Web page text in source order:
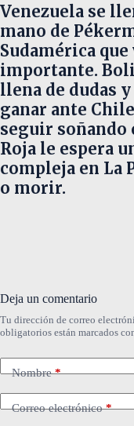
Venezuela se
mano de
Sudamérica
importante.
llena de dudas
ganar ante
seguir soñando
Roja le espera
compleja en La
o morir.
Deja un comentario
Tu dirección de correo
obligatorios están marcados
Nombre*
Correo electrónico*